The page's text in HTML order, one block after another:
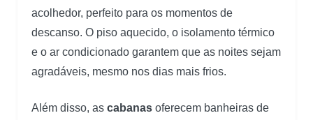
acolhedor, perfeito para os momentos de
descanso. O piso aquecido, o isolamento térmico
e o ar condicionado garantem que as noites sejam
agradáveis, mesmo nos dias mais frios.
Além disso, as cabanas oferecem banheiras de